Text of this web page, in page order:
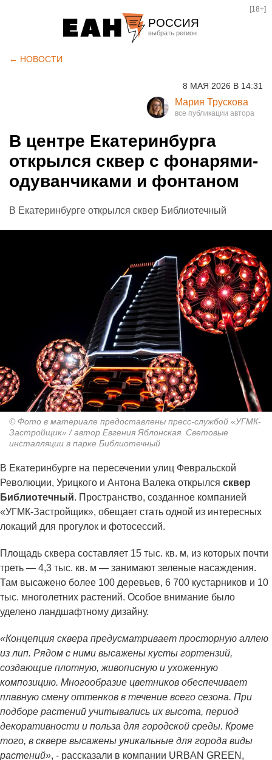
РОССИЯ
Курган
Оренбург
[18+]
← НОВОСТИ
8 МАЯ 2026 В 14:31
Мария Трускова
В центре Екатеринбурга
открылся сквер с фонарями-
одуванчиками и фонтаном
В Екатеринбурге открылся сквер Библиотечный
© Фото в материале предоставлены пресс-службой «УГМК-
Застройщик» / автор Евгения Яблонская. Световые
инсталляции в парке Библиотечный
В Екатеринбурге на пересечении улиц Февральской
Революции, Урицкого и Антона Валека открылся сквер
Библиотечный. Пространство, созданное компанией
«УГМК-Застройщик», обещает стать одной из интересных
локаций для прогулок и фотосессий.
Площадь сквера составляет 15 тыс. кв. м, из которых почти
треть — 4,3 тыс. кв. м — занимают зеленые насаждения.
Там высажено более 100 деревьев, 6 700 кустарников и 10
тыс. многолетних растений. Особое внимание было
уделено ландшафтному дизайну.
«Концепция сквера предусматривает просторную аллею
из лип. Рядом с ними высажены кусты гортензий,
создающие плотную, живописную и ухоженную
композицию. Многообразие цветников обеспечивает
плавную смену оттенков в течение всего сезона. При
подборе растений учитывались их высота, период
декоративности и польза для городской среды. Кроме
того, в сквере высажены уникальные для города виды
растений», - рассказали в компании URBAN GREEN,